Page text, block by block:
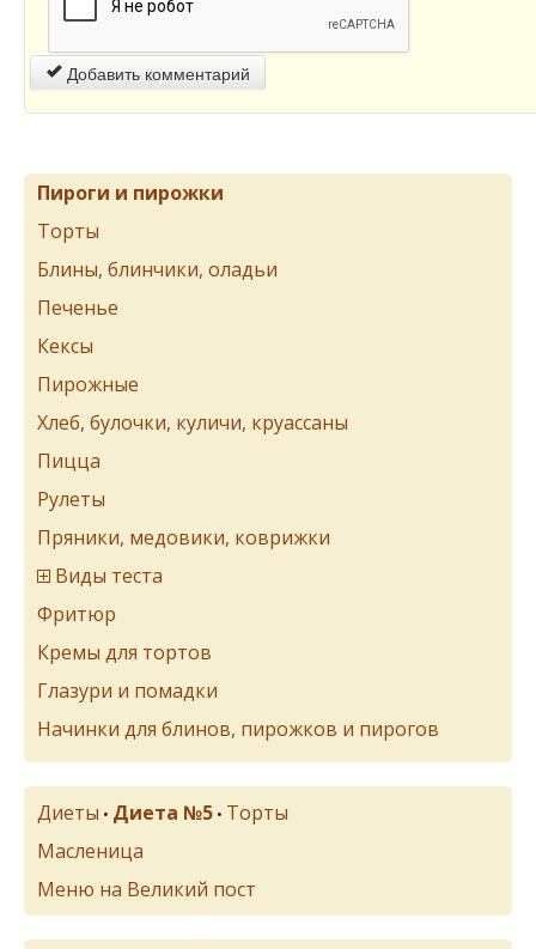
Добавить комментарий
Пироги и пирожки
Торты
Блины, блинчики, оладьи
Печенье
Кексы
Пирожные
Хлеб, булочки, куличи, круассаны
Пицца
Рулеты
Пряники, медовики, коврижки
Виды теста
Фритюр
Кремы для тортов
Глазури и помадки
Начинки для блинов, пирожков и пирогов
Диеты • Диета №5 • Торты
Масленица
Меню на Великий пост